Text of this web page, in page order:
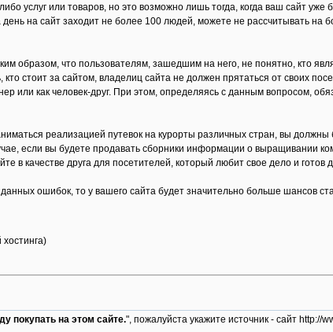
услуг или товаров, но это возможно лишь тогда, когда ваш сайт уже
на сайт заходит не более 100 людей, можете не рассчитывать
образом, что пользователям, зашедшим на него, не понятно, кто
кто стоит за сайтом, владелиц сайта не должен прятаться от своих
или как человек-друг. При этом, определяясь с данным вопросом,
реализацией путевок на курорты различных стран, вы
если вы будете продавать сборники информации о выращивании
в качестве друга для посетителей, который любит свое дело и
ошибок, то у вашего сайта будет значительно больше шансов
покупать на этом сайте.", пожалуйста укажите источник - сайт